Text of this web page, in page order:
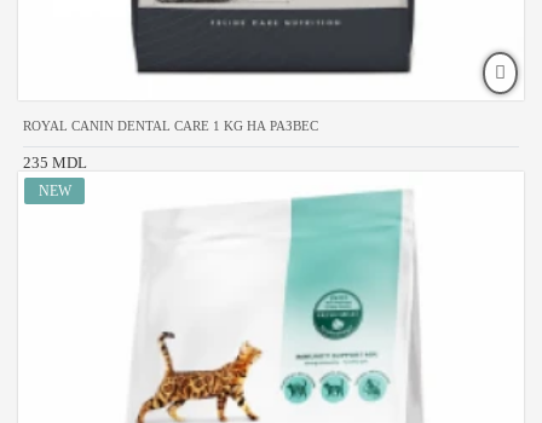
ROYAL CANIN DENTAL CARE 1 KG НА РАЗВЕС
235 MDL